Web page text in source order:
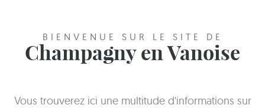
BIENVENUE SUR LE SITE DE
Champagny en Vanoise
Vous trouverez ici une multitude d'informations sur